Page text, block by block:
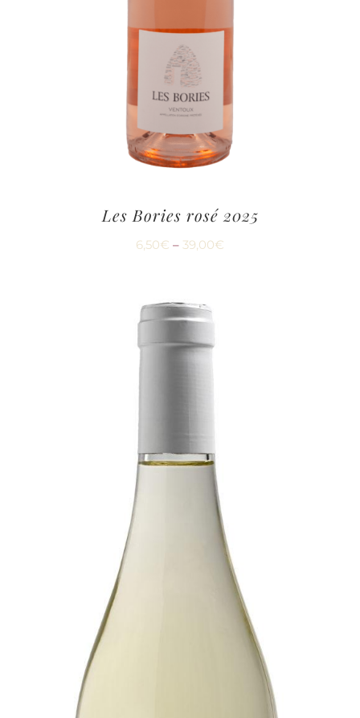
Les Bories rosé 2025
6,50€ – 39,00€